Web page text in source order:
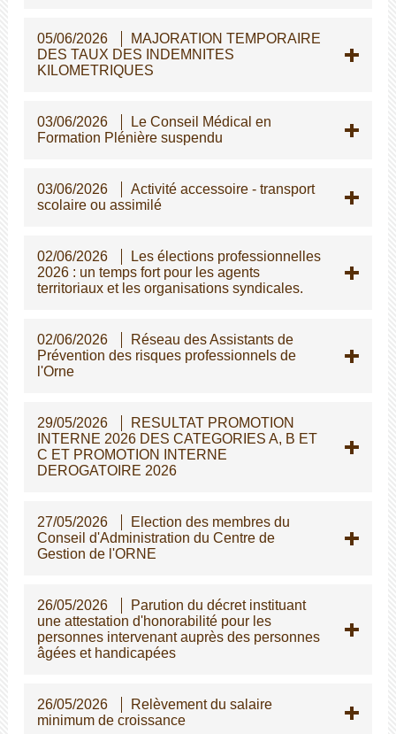
05/06/2026
MAJORATION TEMPORAIRE
DES TAUX DES INDEMNITES
KILOMETRIQUES
03/06/2026
Le Conseil Médical en
Formation Plénière suspendu
03/06/2026
Activité accessoire - transport
scolaire ou assimilé
02/06/2026
Les élections professionnelles
2026 : un temps fort pour les agents
territoriaux et les organisations syndicales.
02/06/2026
Réseau des Assistants de
Prévention des risques professionnels de
l'Orne
29/05/2026
RESULTAT PROMOTION
INTERNE 2026 DES CATEGORIES A, B ET
C ET PROMOTION INTERNE
DEROGATOIRE 2026
27/05/2026
Election des membres du
Conseil d'Administration du Centre de
Gestion de l'ORNE
26/05/2026
Parution du décret instituant
une attestation d'honorabilité pour les
personnes intervenant auprès des personnes
gées et handicapées
26/05/2026
Relèvement du salaire
minimum de croissance